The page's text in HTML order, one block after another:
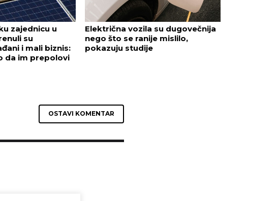
zajednicu u
su
i mali biznis:
da im prepolovi
Električna vozila su dugovečnija
nego što se ranije mislilo,
pokazuju studije
OSTAVI KOMENTAR